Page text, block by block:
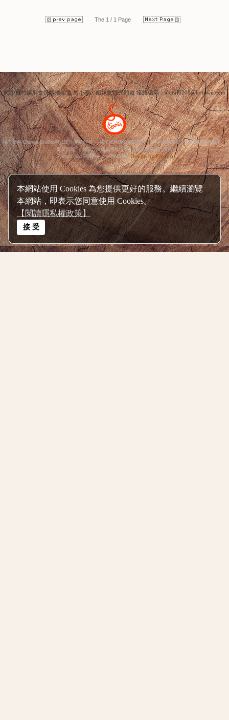
本網站使用 Cookies 為您提供更好的服務。繼續瀏覽
本網站，即表示您同意使用 Cookies。
【閱讀隱私權政策】
接 受
The 1 / 1 Page
郭小寶の爆肝食況轉播頻道 呂小珊の姐妹愛漂亮頻道 連絡信箱：alotirl0208@hotmail.com
橘子新創 Orange Studio 程式設計‧系統開發│橘子軟件優質網頁設計│客戶商情系統│部落格行銷‧日本│
產業情報│網頁設計優化產業情報│高雄網頁設計推薦
System and Host by orangestudio Design by Foxpro